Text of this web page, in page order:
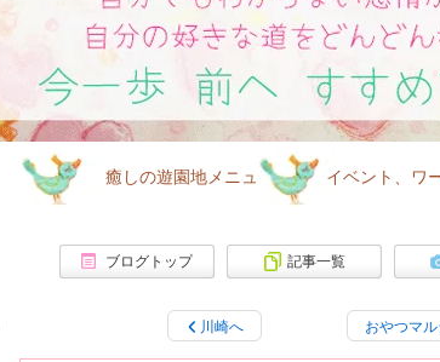
ブログトップ 記事一覧
川崎へ おやつマ
癒しの遊園地メニューイベント、ワー